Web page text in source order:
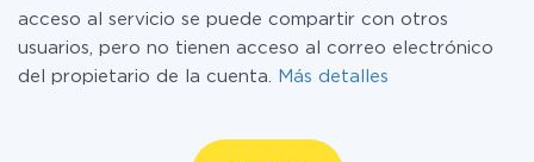
acceso al servicio se puede compartir con otros
usuarios, pero no tienen acceso al correo electrónico
del propietario de la cuenta.
Más detalles